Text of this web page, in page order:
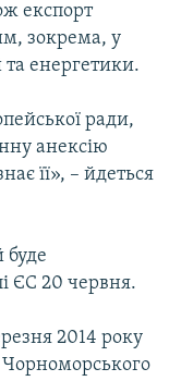
експорт
зокрема, у
та енергетики.
ради,
анексію
її», – йдеться
буде
ЄС 20 червня.
2014 року
Чорноморського